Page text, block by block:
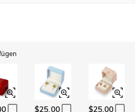
Granatrot
Amethystviolett
$0.00
$25.00 $25.00